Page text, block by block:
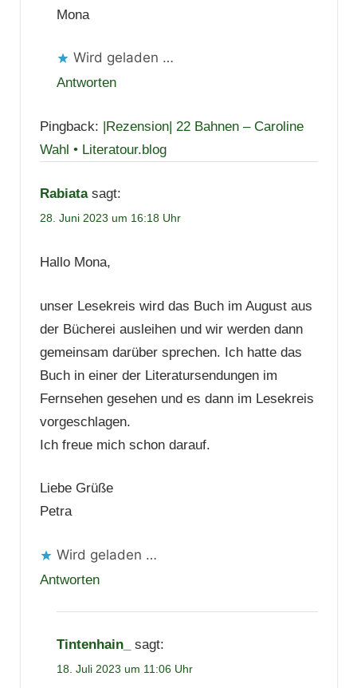
Mona
Wird geladen …
Antworten
Pingback: |Rezension| 22 Bahnen – Caroline
Wahl • Literatour.blog
Rabiata sagt:
28. Juni 2023 um 16:18 Uhr
Hallo Mona,
unser Lesekreis wird das Buch im August aus
der Bücherei ausleihen und wir werden dann
gemeinsam darüber sprechen. Ich hatte das
Buch in einer der Literatursendungen im
Fernsehen gesehen und es dann im Lesekreis
vorgeschlagen.
Ich freue mich schon darauf.
Liebe Grüße
Petra
Wird geladen …
Antworten
Tintenhain_ sagt:
18. Juli 2023 um 11:06 Uhr